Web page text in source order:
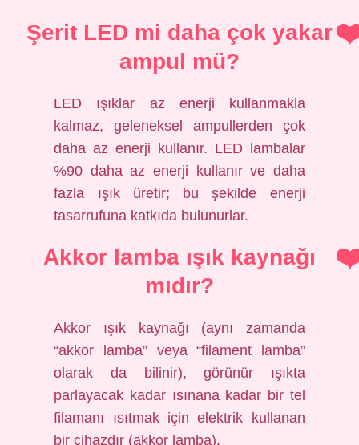
Şerit LED mi daha çok yakar
ampul mü?
LED ışıklar az enerji kullanmakla
kalmaz, geleneksel ampullerden çok
daha az enerji kullanır. LED lambalar
%90 daha az enerji kullanır ve daha
fazla ışık üretir; bu şekilde enerji
tasarrufuna katkıda bulunurlar.
Akkor lamba ışık kaynağı
mıdır?
Akkor ışık kaynağı (aynı zamanda
“akkor lamba” veya “filament lamba”
olarak da bilinir), görünür ışıkta
parlayacak kadar ısınana kadar bir tel
filamanı ısıtmak için elektrik kullanan
bir cihazdır (akkor lamba).